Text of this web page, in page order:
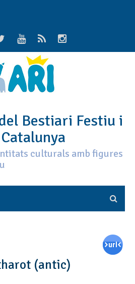
Bestiari Festiu i
culturals amb figures
(antic)